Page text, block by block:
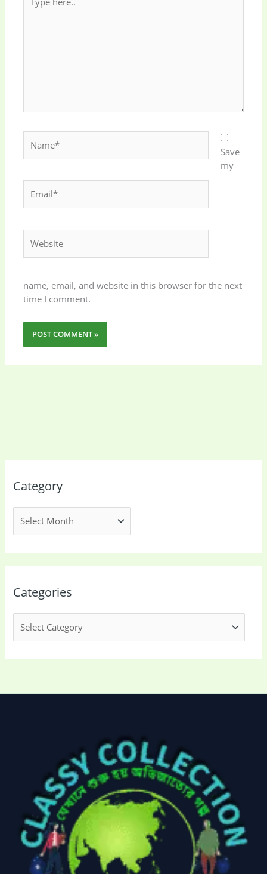
Category
Categories
here..
Save
my
name, email, and website in this browser for the next
time I comment.